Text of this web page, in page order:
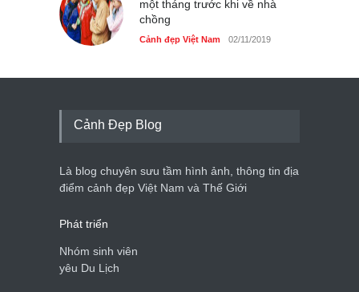
một tháng trước khi về nhà
chồng
Cảnh đẹp Việt Nam 02/11/2019
Cảnh Đẹp Blog
Là blog chuyên sưu tầm hình ảnh, thông tin địa
điểm cảnh đẹp Việt Nam và Thế Giới
Phát triển
Nhóm sinh viên
yêu Du Lịch